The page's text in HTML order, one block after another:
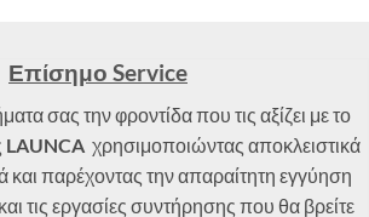
Επίσημο Service
σας την φροντίδα που τις αξίζει με το
LAUNCAχρησιμοποιώντας αποκλειστικά
και παρέχοντας την απαραίτητη εγγύηση
τις εργασίες συντήρησης που θα βρείτε